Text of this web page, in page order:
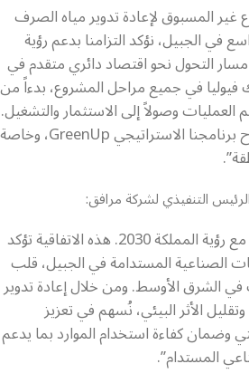
المسبوق لإعادة تدوير مياه الصرف
في الجبيل، نؤكد التزامنا بدعم رؤية
وتعزيز مسار التحول نحو اقتصاد دائري متقدم في
في جميع مراحل المشروع، بدءاً من
العمليات وصولاً إلى الاستثمار والتشغيل.
هذه المبادرة تجسّد روح برنامجنا الاستراتيجي GreenUp، وخاصة
التنفيذي لشركة مرافق:
“نفخر بمواءمة جهودنا مع رؤية المملكة 2030. هذه الاتفاقية تؤكد
الصناعية المستدامة في الجبيل، قلب
في الشرق الأوسط. ومن خلال إعادة تدوير
الأثر البيئي، نُسهم في تعزيز
وضمان كفاءة استخدام الموارد بما يدعم
المستدام”.